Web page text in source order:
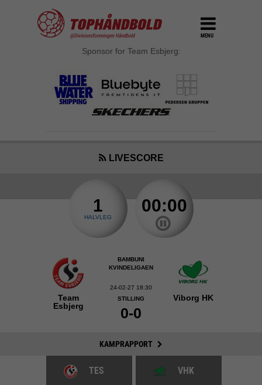
MENU
Sponsor for Team Esbjerg:
LIVESCORE
1
HALVLEG
00:00
Team
Esbjerg
BAMBUNI
KVINDELIGAEN
24-02-27 18:30
STILLING
0-0
Viborg HK
KAMPRAPPORT
TES VHK